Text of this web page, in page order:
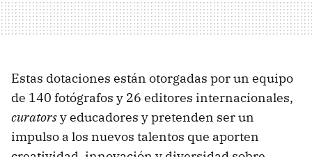
Estas dotaciones están otorgadas por un equipo
de 140 fotógrafos y 26 editores internacionales,
curatorsy educadores y pretenden ser un
impulso a los nuevos talentos que aporten